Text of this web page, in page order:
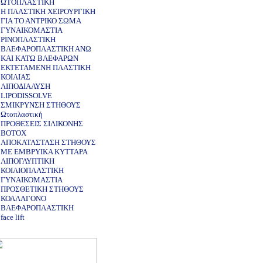
ΩΤΟΠΛΑΣΤΙΚΗ
Η ΠΛΑΣΤΙΚΗ ΧΕΙΡΟΥΡΓΙΚΗ
ΓΙΑ ΤΟ ΑΝΤΡΙΚΟ ΣΩΜΑ
ΓΥΝΑΙΚΟΜΑΣΤΙΑ
ΡΙΝΟΠΛΑΣΤΙΚΗ
ΒΛΕΦΑΡΟΠΛΑΣΤΙΚΗ ΑΝΩ
ΚΑΙ ΚΑΤΩ ΒΛΕΦΑΡΩΝ
ΕΚΤΕΤΑΜΕΝΗ ΠΛΑΣΤΙΚΗ
ΚΟΙΛΙΑΣ
ΛΙΠΟΔΙΑΛΥΣΗ
LIPODISSOLVE
ΣΜΙΚΡΥΝΣΗ ΣΤΗΘΟΥΣ
Ωτοπλαστική
ΠΡΟΘΕΣΕΙΣ ΣΙΛΙΚΟΝΗΣ
BOTOX
ΑΠΟΚΑΤΑΣΤΑΣΗ ΣΤΗΘΟΥΣ
ΜΕ ΕΜΒΡΥΙΚΑ ΚΥΤΤΑΡΑ
ΛΙΠΟΓΛΥΠΤΙΚΗ
ΚΟΙΛΙΟΠΛΑΣΤΙΚΗ
ΓΥΝΑΙΚΟΜΑΣΤΙΑ
ΠΡΟΣΘΕΤΙΚΗ ΣΤΗΘΟΥΣ
ΚΟΛΛΑΓΟΝΟ
ΒΛΕΦΑΡΟΠΛΑΣΤΙΚΗ
face lift